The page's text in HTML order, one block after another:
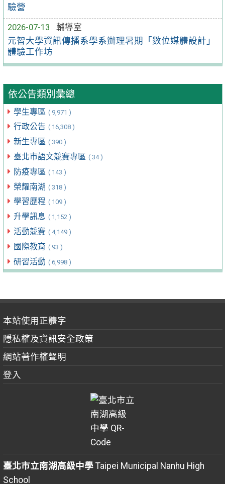
驗營
2026-07-13
輔導室
元智大學資訊傳播系學系辦理暑期「數位媒體設計」
體驗工作坊
依公告類別彙總
學生專區 ( 9,971 )
行政公告 ( 16,308 )
新生專區 ( 390 )
臺北市語文競賽專區 ( 34 )
防疫專區 ( 143 )
榮耀南湖 ( 318 )
學習歷程 ( 109 )
升學訊息 ( 1,152 )
活動競賽 ( 4,149 )
國際教育 ( 93 )
研習活動 ( 6,998 )
本站使用正體字
隱私權及資訊安全政策
網站著作權聲明
登入
臺北市立南湖高級中學Taipei Municipal Nanhu High
School